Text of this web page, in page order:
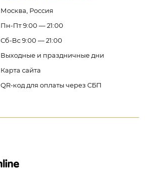
Москва, Россия
Пн-Пт 9:00 — 21:00
Сб-Вс 9:00 — 21:00
Выходные и праздничные дни
Карта сайта
QR-код для оплаты через СБП